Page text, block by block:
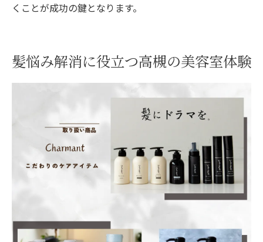
くことが成功の鍵となります。
髪悩み解消に役立つ高槻の美容室体験